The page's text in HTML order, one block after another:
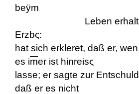
beÿm
Leben erhaltς willst.
Erzbς:
hat sich erkleret, daß er, wen
es imer ist hinreisς
lasse; er sagte zur
daß er es nicht